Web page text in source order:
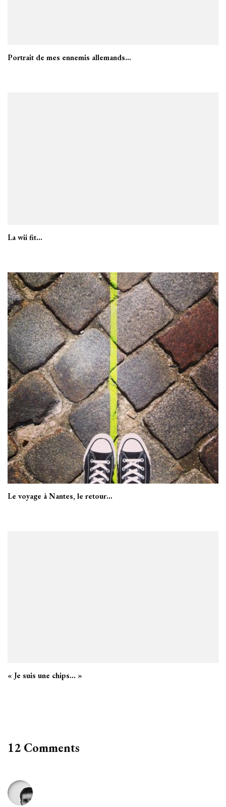
Portrait de mes ennemis allemands…
La wii fit…
Le voyage à Nantes, le retour…
« Je suis une chips… »
12 Comments